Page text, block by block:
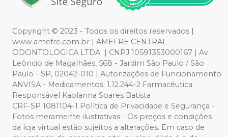
Copyright © 2023 - Todos os direitos reservados |
www.amefre.com.br | AMEFRE CENTRAL
ODONTOLOGICA LTDA | CNPJ 10591353000167 | Av.
Leôncio de Magalhães, 568 - Jardim São Paulo / São
Paulo - SP, 02042-010 | Autorizações de Funcionamento
ANVISA - Medicamentos: 1.12.244-2 Farmacêutica
Responsável Kaolanna Soares Batista
CRF-SP 1081104-1 Política de Privacidade e Segurança -
Fotos meramente ilustrativas - Os preços e condições
da loja virtual estão sujeitos a alterações. Em caso de